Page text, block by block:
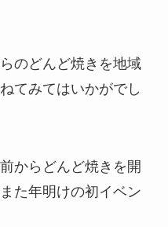
のどんど焼きを地域
てみてはいかがでし
からどんど焼きを開
た年明けの初イベン